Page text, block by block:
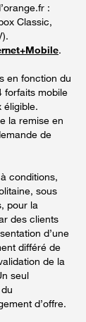
:
Classic,
.
en fonction du
forfaits mobile
éligible.
la remise en
de
conditions,
sous
pour la
des clients
d’une
différé de
de la
seul
d’offre.